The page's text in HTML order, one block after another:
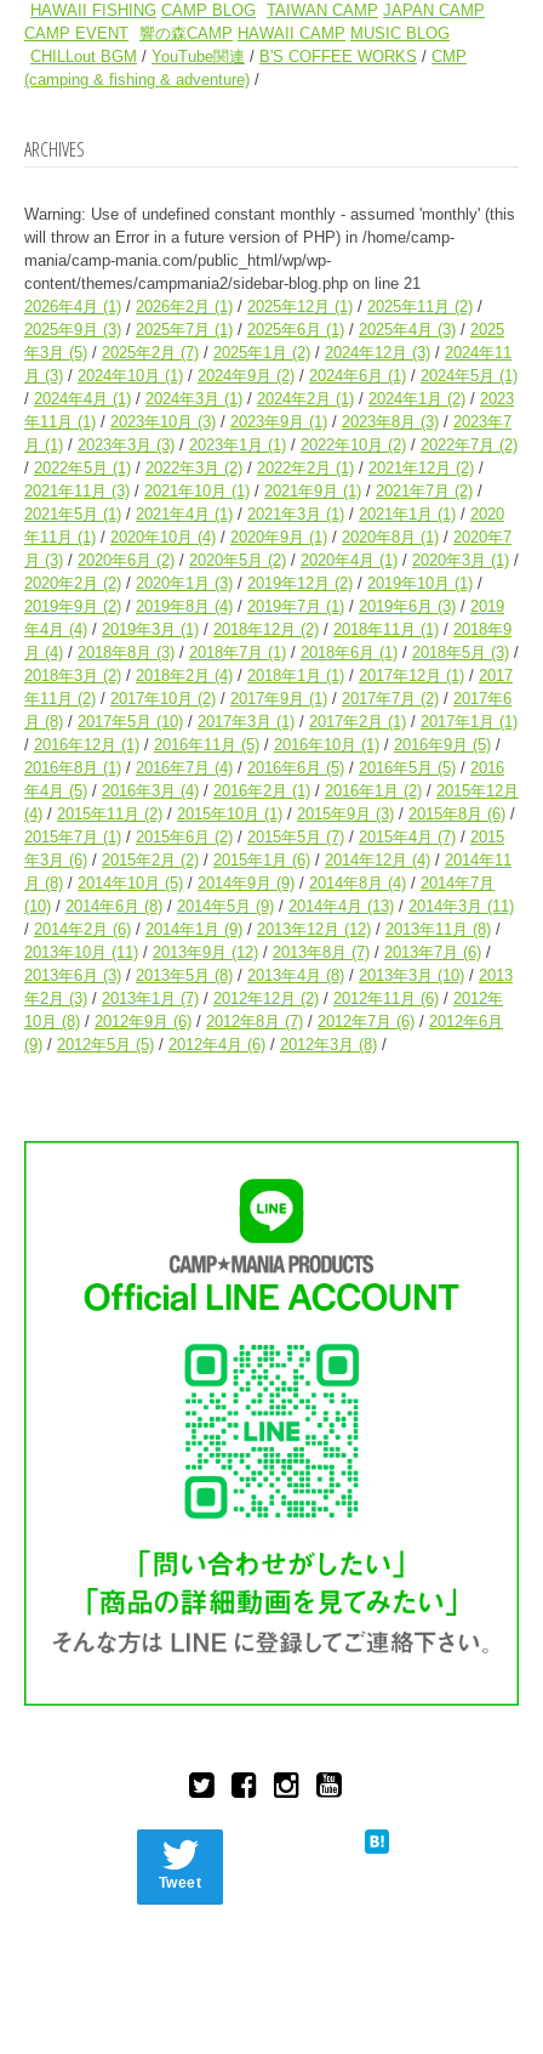
HAWAII FISHING CAMP BLOG TAIWAN CAMP JAPAN CAMP
CAMP EVENT 響の森CAMP HAWAII CAMP MUSIC BLOG
CHILLout BGM
YouTube関連 B'S COFFEE WORKS
CMP
(camping & fishing & adventure)
ARCHIVES
Warning: Use of undefined constant monthly - assumed 'monthly' (this
will throw an Error in a future version of PHP) in /home/camp-
mania/camp-mania.com/public_html/wp/wp-
content/themes/campmania2/sidebar-blog.php on line 21
2026年4月 (1) 2026年2月 (1) 2025年12月 (1) 2025年11月 (2)
2025年9月 (3) 2025年7月 (1) 2025年6月 (1) 2025年4月 (3)
2025
年3月 (5) 2025年2月 (7) 2025年1月 (2) 2024年12月 (3)
2024年11
月 (3) 2024年10月 (1) 2024年9月 (2) 2024年6月 (1) 2024年5月 (1)
2024年4月 (1) 2024年3月 (1) 2024年2月 (1) 2024年1月 (2)
2023
年11月 (1) 2023年10月 (3) 2023年9月 (1) 2023年8月 (3)
2023年7
月 (1) 2023年3月 (3) 2023年1月 (1) 2022年10月 (2) 2022年7月 (2)
2022年5月 (1) 2022年3月 (2) 2022年2月 (1) 2021年12月 (2)
2021年11月 (3) 2021年10月 (1) 2021年9月 (1) 2021年7月 (2)
2021年5月 (1) 2021年4月 (1) 2021年3月 (1) 2021年1月 (1)
2020
年11月 (1) 2020年10月 (4) 2020年9月 (1) 2020年8月 (1)
2020年7
月 (3) 2020年6月 (2) 2020年5月 (2) 2020年4月 (1) 2020年3月 (1)
2020年2月 (2) 2020年1月 (3) 2019年12月 (2) 2019年10月 (1)
2019年9月 (2) 2019年8月 (4) 2019年7月 (1) 2019年6月 (3)
2019
年4月 (4) 2019年3月 (1) 2018年12月 (2) 2018年11月 (1)
2018年9
月 (4) 2018年8月 (3) 2018年7月 (1) 2018年6月 (1) 2018年5月 (3)
2018年3月 (2) 2018年2月 (4) 2018年1月 (1) 2017年12月 (1)
2017
年11月 (2) 2017年10月 (2) 2017年9月 (1) 2017年7月 (2)
2017年6
月 (8) 2017年5月 (10) 2017年3月 (1) 2017年2月 (1) 2017年1月 (1)
2016年12月 (1) 2016年11月 (5) 2016年10月 (1) 2016年9月 (5)
2016年8月 (1) 2016年7月 (4) 2016年6月 (5) 2016年5月 (5)
2016
年4月 (5) 2016年3月 (4) 2016年2月 (1) 2016年1月 (2)
2015年12月
(4)
2015年11月 (2) 2015年10月 (1) 2015年9月 (3) 2015年8月 (6)
2015年7月 (1) 2015年6月 (2) 2015年5月 (7) 2015年4月 (7)
2015
年3月 (6) 2015年2月 (2) 2015年1月 (6) 2014年12月 (4)
2014年11
月 (8) 2014年10月 (5) 2014年9月 (9) 2014年8月 (4)
2014年7月
(10)
2014年6月 (8) 2014年5月 (9) 2014年4月 (13) 2014年3月 (11)
2014年2月 (6) 2014年1月 (9) 2013年12月 (12) 2013年11月 (8)
2013年10月 (11) 2013年9月 (12) 2013年8月 (7) 2013年7月 (6)
2013年6月 (3) 2013年5月 (8) 2013年4月 (8) 2013年3月 (10)
2013
年2月 (3) 2013年1月 (7) 2012年12月 (2) 2012年11月 (6)
2012年
10月 (8) 2012年9月 (6) 2012年8月 (7) 2012年7月 (6)
2012年6月
(9)
2012年5月 (5) 2012年4月 (6) 2012年3月 (8)
Tweet